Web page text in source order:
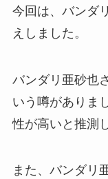
今回は、バンダ
えしました。
バンダリ亜砂也
いう噂がありま
性が高いと推測
また、バンダリ